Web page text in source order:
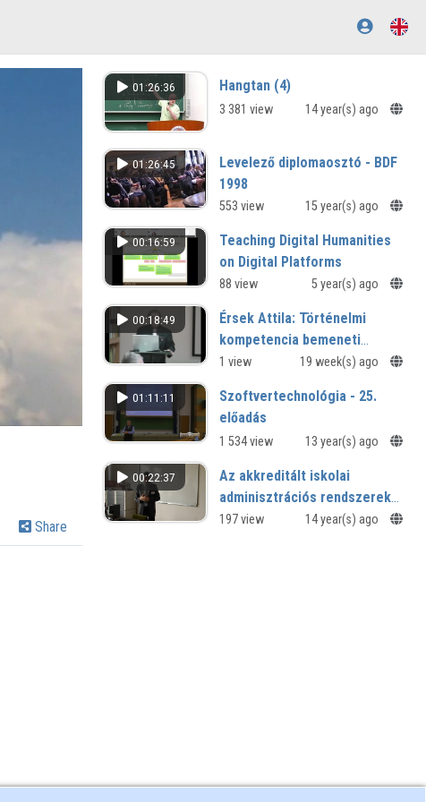
Share
01:26:36 Hangtan (4)
3 381 view 14 year(s) ago
01:26:45
Levelező diplomaosztó - BDF
1998
Levelező diplomaosztó ünnepi
Főiskolán - Szombathely, 1998
553 view 15 year(s) ago
00:16:59
Teaching Digital Humanities
on Digital Platforms
A digitális bölcsészet oktatása az
88 view 5 year(s) ago
00:18:49
Érsek Attila: Történelmi
kompetencia bemeneti
mérése és fejlesztése
és az oral history
módszerével
1 view 19 week(s) ago
01:11:11
Szoftvertechnológia - 25.
előadás
1 534 view 13 year(s) ago
00:22:37
Az akkreditált iskolai
adminisztrációs rendszerek
bevezetésének és
197 view 14 year(s) ago